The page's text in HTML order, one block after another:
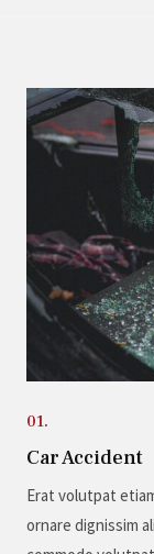
01.
Car Accident
Erat volutpat
ornare dignissim